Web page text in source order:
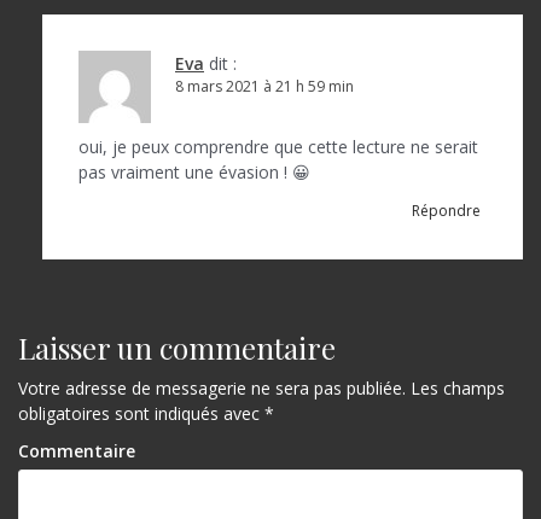
Eva dit :
8 mars 2021 à 21 h 59 min
oui, je peux comprendre que cette lecture ne serait
pas vraiment une évasion ! 😀
Répondre
Laisser un commentaire
Votre adresse de messagerie ne sera pas publiée. Les champs
obligatoires sont indiqués avec *
Commentaire